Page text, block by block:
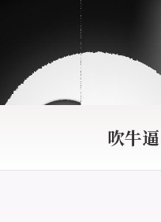
吹牛逼